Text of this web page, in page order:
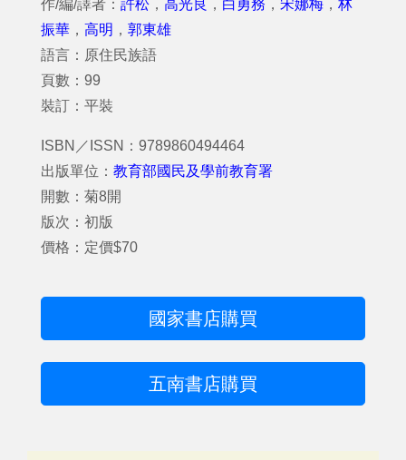
作/編/譯者： 許松 ， 高光良 ， 白勇務 ， 宋娜梅 ， 林
振華 ， 高明 ， 郭東雄
語言：原住民族語
頁數：99
裝訂：平裝
ISBN／ISSN：9789860494464
出版單位： 教育部國民及學前教育署
開數：菊8開
版次：初版
價格：定價$70
國家書店購買
五南書店購買